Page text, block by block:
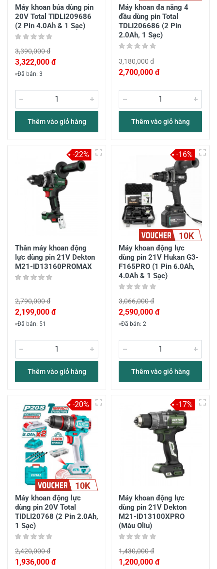
Máy khoan búa dùng pin
20V Total TIDLI209686
(2 Pin 4.0Ah & 1 Sạc)
3,390,000 đ
3,322,000 đ
Đã bán: 3
Thêm vào giỏ hàng
Máy khoan đa năng 4
đầu dùng pin Total
TDLI206686 (2 Pin
2.0Ah, 1 Sạc)
3,180,000 đ
2,700,000 đ
Thêm vào giỏ hàng
Thân máy khoan động
lực dùng pin 21V Dekton
M21-ID13160PROMAX
2,790,000 đ
2,199,000 đ
Đã bán: 51
Thêm vào giỏ hàng
-22%
10K
Máy khoan động lực
dùng pin 21V Hukan G3-
F165PRO (1 Pin 6.0Ah,
4.0Ah & 1 Sạc)
3,066,000 đ
2,590,000 đ
Đã bán: 2
Thêm vào giỏ hàng
-16%
10K
Máy khoan động lực
dùng pin 20V Total
TIDLI20768 (2 Pin 2.0Ah,
1 Sạc)
2,420,000 đ
1,936,000 đ
-20%
Máy khoan động lực
dùng pin 21V Dekton
M21-ID13100XPRO
(Màu Oliu)
1,430,000 đ
1,200,000 đ
-17%